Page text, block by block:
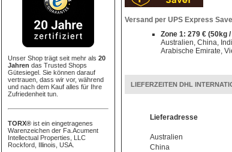
Unser Shop trägt seit mehr als 20
Jahren das Trusted Shops
Gütesiegel. Sie können darauf
vertrauen, dass wir vor, während
und nach dem Kauf alles für Ihre
Zufriedenheit tun.
TORX® ist ein eingetragenes
Warenzeichen der Fa.Acument
Intellectual Properties, LLC
Rockford, Illinois, USA.
Versand per UPS Express
Zone 1: 279 € (50kg
Australien, China,
Arabische Emirate,
LIEFERZEITEN DHL
Lieferadresse
Australien
China